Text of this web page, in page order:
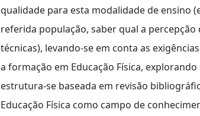
qualidade para esta modalidade de ensino
referida população, saber qual a
técnicas), levando-se em conta as
a formação em Educação Física,
estrutura-se baseada em revisão
Educação Física como campo de